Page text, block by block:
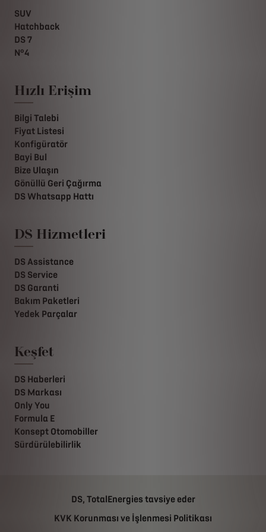
SUV
Hatchback
DS 7
N°4
Hızlı Erişim
Bilgi Talebi
Fiyat Listesi
Konfigüratör
Bayi Bul
Bize Ulaşın
Gönüllü Geri Çağırma
DS Whatsapp Hattı
DS Hizmetleri
DS Assistance
DS Service
DS Garanti
Bakım Paketleri
Yedek Parçalar
Keşfet
DS Haberleri
DS Markası
Only You
Formula E
Konsept Otomobiller
Sürdürülebilirlik
DS, TotalEnergies tavsiye eder
KVK Korunması ve İşlenmesi Politikası